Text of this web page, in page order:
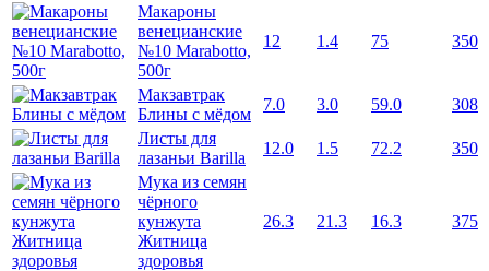
Макароны
венецианские
№10 Marabotto,
500г
12 1.4 75 350
Макзавтрак
Блины с мёдом
7.0 3.0 59.0
308
Листы для
лазаньи Barilla
12.0 1.5 72.2
350
Мука из семян
чёрного
кунжута
Житница
здоровья
26.3 21.3 16.3 375